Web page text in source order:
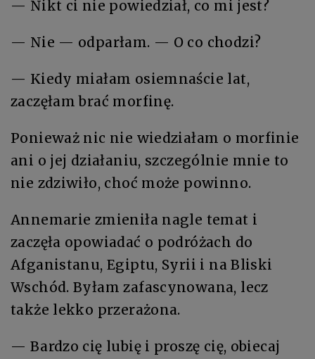
— Nikt ci nie powiedział, co mi jest?
— Nie — odparłam. — O co chodzi?
— Kiedy miałam osiemnaście lat,
zaczęłam brać morfinę.
Ponieważ nic nie wiedziałam o morfinie
ani o jej działaniu, szczególnie mnie to
nie zdziwiło, choć może powinno.
Annemarie zmieniła nagle temat i
zaczęła opowiadać o podróżach do
Afganistanu, Egiptu, Syrii i na Bliski
Wschód. Byłam zafascynowana, lecz
także lekko przerażona.
— Bardzo cię lubię i proszę cię, obiecaj